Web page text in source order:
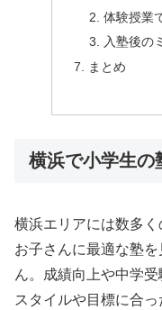
体験授業
入塾後の
まとめ
横浜で小学生の
横浜エリアには数多
お子さんに最適な塾
ん。成績向上や中学
スタイルや目標に合